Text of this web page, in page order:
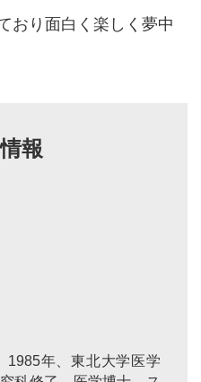
おり面白く楽しく夢中
報
1985年、東北大学医学